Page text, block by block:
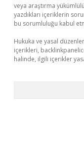
veya araştırma
yazdıkları içeriklerin
bu sorumluluğu kabul
Hukuka ve yasal
içerikleri,
halinde, ilgili içerikler